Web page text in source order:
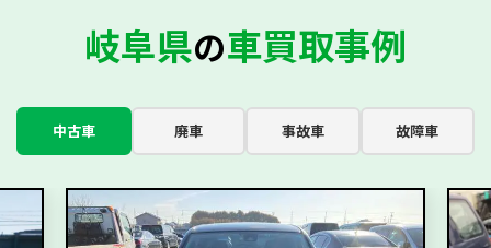
岐阜県の車買取事例
中古車 廃車 事故車 故障車